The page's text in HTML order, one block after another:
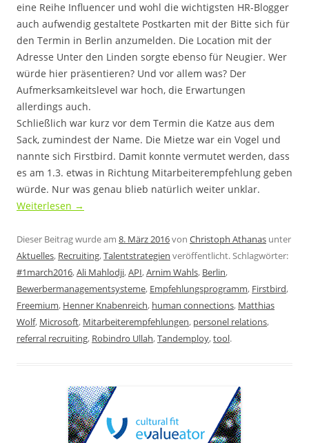
eine Reihe Influencer und wohl die wichtigsten HR-Blogger
auch aufwendig gestaltete Postkarten mit der Bitte sich für
den Termin in Berlin anzumelden. Die Location mit der
Adresse Unter den Linden sorgte ebenso für Neugier. Wer
würde hier präsentieren? Und vor allem was? Der
Aufmerksamkeitslevel war hoch, die Erwartungen
allerdings auch.
Schließlich war kurz vor dem Termin die Katze aus dem
Sack, zumindest der Name. Die Mietze war ein Vogel und
nannte sich Firstbird. Damit konnte vermutet werden, dass
es am 1.3. etwas in Richtung Mitarbeiterempfehlung geben
würde. Nur was genau blieb natürlich weiter unklar.
Weiterlesen →
Dieser Beitrag wurde am 8. März 2016von Christoph Athanas unter
Aktuelles, Recruiting,Talentstrategien veröffentlicht. Schlagwörter:
#1march2016,Ali Mahlodji,API,Arnim Wahls, Berlin,
Bewerbermanagementsysteme, Empfehlungsprogramm, Firstbird,
Freemium, Henner Knabenreich, human connections, Matthias
Wolf, Microsoft, Mitarbeiterempfehlungen, personel relations,
referral recruiting, Robindro Ullah,Tandemploy,tool.